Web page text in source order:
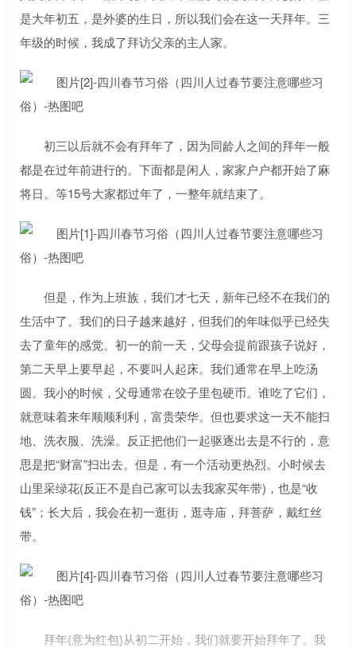
是大年初五，是外婆的生日，所以我们会在这一天拜年。三
年级的时候，我成了拜访父亲的主人家。
初三以后就不会有拜年了，因为同龄人之间的拜年一般
都是在过年前进行的。下面都是闲人，家家户户都开始了麻
将日。等15号大家都过年了，一整年就结束了。
但是，作为上班族，我们才七天，新年已经不在我们的
生活中了。我们的日子越来越好，但我们的年味似乎已经失
去了童年的感觉。初一的前一天，父母会提前跟孩子说好，
第二天早上要早起，不要叫人起床。我们通常在早上吃汤
圆。我小的时候，父母通常在饺子里包硬币。谁吃了它们，
就意味着来年顺顺利利，富贵荣华。但也要求这一天不能扫
地、洗衣服、洗澡。反正把他们一起驱逐出去是不行的，意
思是把“财富”扫出去。但是，有一个活动更热烈。小时候去
山里采绿花(反正不是自己家可以去我家买年带)，也是“收
钱”；长大后，我会在初一逛街，逛寺庙，拜菩萨，戴红丝
带。
拜年(意为红包)从初二开始，我们就要开始拜年了。我